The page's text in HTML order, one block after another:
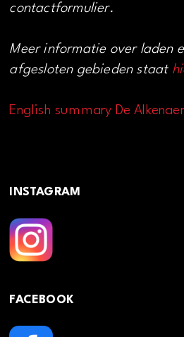
contactformulier.
Meer informatie over laden
afgesloten gebieden staat
English summary De Alkenaer
INSTAGRAM
FACEBOOK